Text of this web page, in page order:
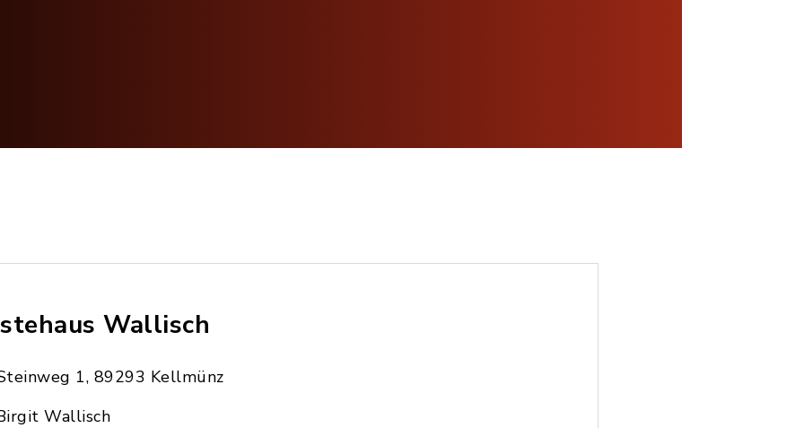
Wallisch
1, 89293 Kellmünz
Wallisch